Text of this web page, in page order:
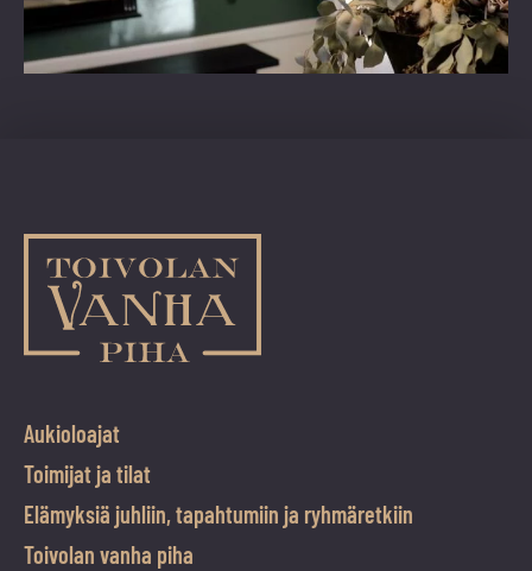
Aukioloajat
Toimijat ja tilat
Elämyksiä juhliin, tapahtumiin ja ryhmäretkiin
Toivolan vanha piha